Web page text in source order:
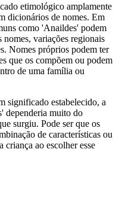
etimológico amplamente
dicionários de nomes. Em
como 'Anaildes' podem
variações regionais
Nomes próprios podem ter
que os compõem ou podem
de uma família ou
significado estabelecido, a
dependeria muito do
surgiu. Pode ser que os
de características ou
criança ao escolher esse